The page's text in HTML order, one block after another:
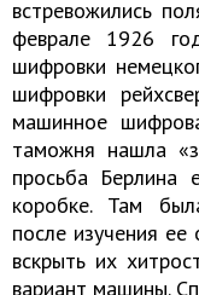
встревожились
феврале 1926
шифровки
шифровки
машинное
таможня нашла
просьба Берлина
коробке. Там
после изучения
вскрыть их
вариант машины.